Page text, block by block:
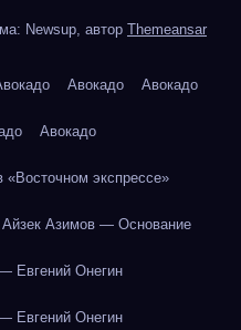
Newsup, автор Themeansar
Авокадо Авокадо
Авокадо
экспрессе»
Айзек Азимов — Основание
Евгений Онегин
Евгений Онегин